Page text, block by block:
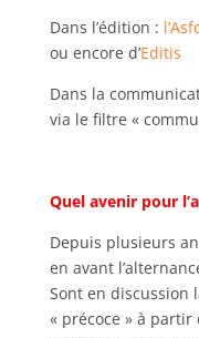
Dans l’édition :
ou encore d’Editis
Dans la
via le filtre «
Quel avenir pour
Depuis plusieurs
en avant
Sont en discussion
« précoce » à partir